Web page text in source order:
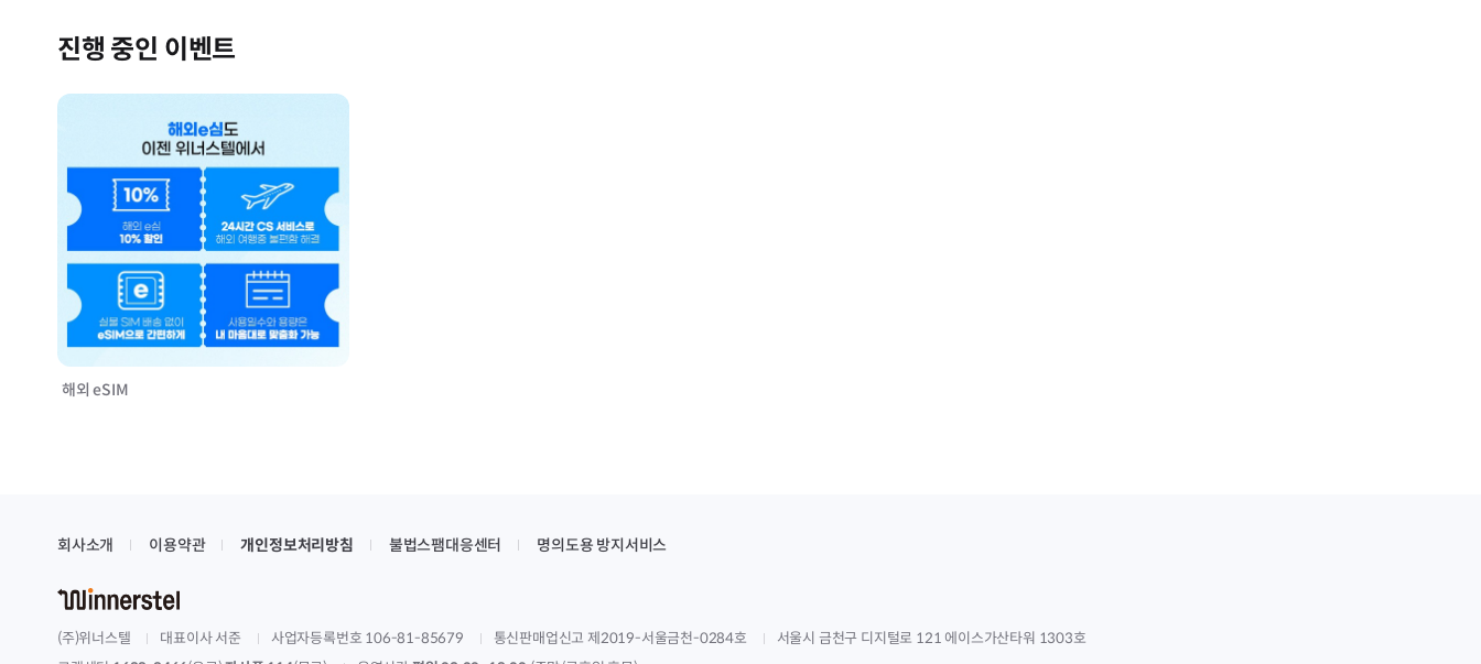
진행 중인 이벤트
해외 eSIM
회사소개 이용약관 개인정보처리방침 불법스팸대응센터 명의도용 방지서비스
(주)위너스텔 대표이사 서준 사업자등록번호 106-81-85679 통신판매업신고 제2019-서울금천-0284호
서울시 금천구 디지털로 121 에이스가산타워 1303호